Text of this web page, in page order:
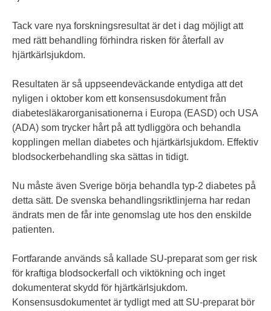
Tack vare nya forskningsresultat är det i dag möjligt att
med rätt behandling förhindra risken för återfall av
hjärtkärlsjukdom.
Resultaten är så uppseendeväckande entydiga att det
nyligen i oktober kom ett konsensusdokument från
diabetesläkarorganisationerna i Europa (EASD) och USA
(ADA) som trycker hårt på att tydliggöra och behandla
kopplingen mellan diabetes och hjärtkärlsjukdom. Effektiv
blodsockerbehandling ska sättas in tidigt.
Nu måste även Sverige börja behandla typ-2 diabetes på
detta sätt. De svenska behandlingsriktlinjerna har redan
ändrats men de får inte genomslag ute hos den enskilde
patienten.
Fortfarande används så kallade SU-preparat som ger risk
för kraftiga blodsockerfall och viktökning och inget
dokumenterat skydd för hjärtkärlsjukdom.
Konsensusdokumentet är tydligt med att SU-preparat bör